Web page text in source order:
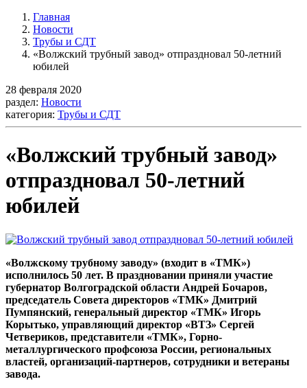
Главная
Новости
Трубы и СДТ
«Волжский трубный завод» отпраздновал 50-летний
юбилей
28 февраля 2020
раздел: Новости
категория: Трубы и СДТ
«Волжский трубный завод»
отпраздновал 50-летний
юбилей
«Волжскому трубному заводу» (входит в «ТМК»)
исполнилось 50 лет. В праздновании приняли участие
губернатор Волгоградской области Андрей Бочаров,
председатель Совета директоров «ТМК» Дмитрий
Пумпянский, генеральный директор «ТМК» Игорь
Корытько, управляющий директор «ВТЗ» Сергей
Четвериков, представители «ТМК», Горно-
металлургического профсоюза России, региональных
властей, организаций-партнеров, сотрудники и ветераны
завода.